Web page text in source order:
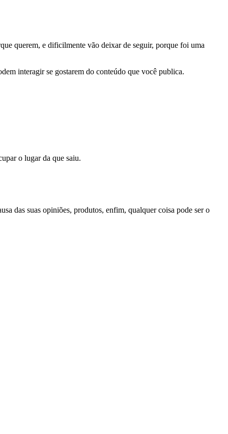
querem, e dificilmente vão deixar de seguir, porque foi uma
interagir se gostarem do conteúdo que você publica.
o lugar da que saiu.
das suas opiniões, produtos, enfim, qualquer coisa pode ser o